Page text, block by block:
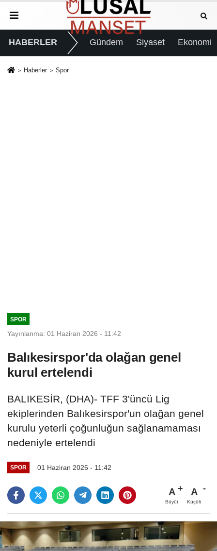
HABERLER Gündem Siyaset Ekonomi
Haberler Spor
SPOR
Yayınlanma: 01 Haziran 2026 - 11:42
Balıkesirspor'da olağan genel
kurul ertelendi
BALIKESİR, (DHA)- TFF 3'üncü Lig
ekiplerinden Balıkesirspor'un olağan genel
kurulu yeterli çoğunluğun sağlanamaması
nedeniyle ertelendi
SPOR 01 Haziran 2026 - 11:42
A
Büyüt
A
Küçült